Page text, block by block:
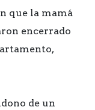
que la mamá
encerrado
de un